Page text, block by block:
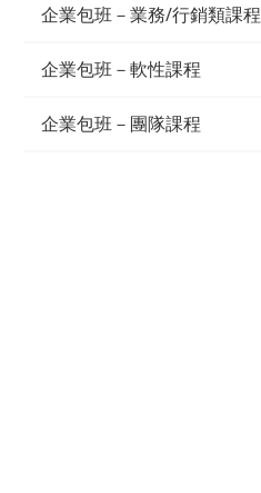
企業包班－業務/行銷類課程
企業包班－軟性課程
企業包班－團隊課程